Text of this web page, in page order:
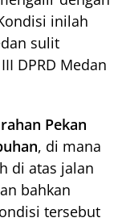
inilah
sulit
DPRD Medan
Pekan
, di mana
di atas jalan
bahkan
tersebut